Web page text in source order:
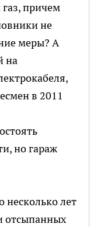
причем
не
меры? А
на
в 2011
но гараж
несколько лет
отсыпанных